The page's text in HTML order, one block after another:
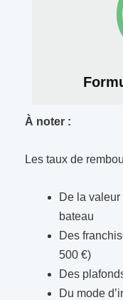
À noter :
Les taux de
De la
bateau
Des
500 €)
Des
Du mode